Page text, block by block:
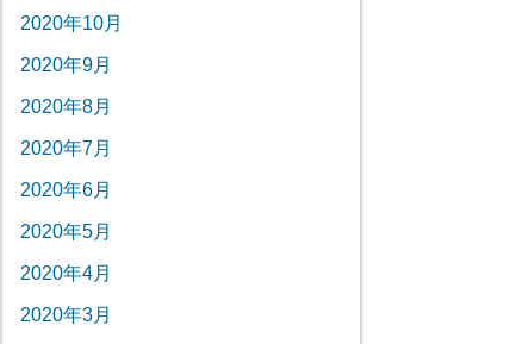
2020年10月
2020年9月
2020年8月
2020年7月
2020年6月
2020年5月
2020年4月
2020年3月